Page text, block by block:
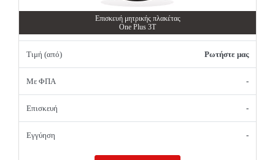
Επισκευή μητρικής πλακέτας
One Plus 3T
Τιμή (από) Ρωτήστε μας
Με ΦΠΑ -
Επισκευή -
Εγγύηση -